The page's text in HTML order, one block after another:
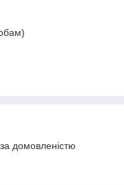
домовленістю